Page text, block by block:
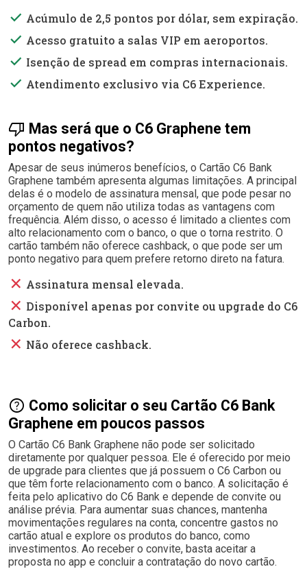
done Acúmulo de 2,5 pontos por dólar, sem expiração.
done Acesso gratuito a salas VIP em aeroportos.
done Isenção de spread em compras internacionais.
done Atendimento exclusivo via C6 Experience.
thumb_down Mas será que o C6 Graphene tem
pontos negativos?
Apesar de seus inúmeros benefícios, o Cartão C6 Bank
Graphene também apresenta algumas limitações. A principal
delas é o modelo de assinatura mensal, que pode pesar no
orçamento de quem não utiliza todas as vantagens com
frequência. Além disso, o acesso é limitado a clientes com
alto relacionamento com o banco, o que o torna restrito. O
cartão também não oferece cashback, o que pode ser um
ponto negativo para quem prefere retorno direto na fatura.
close Assinatura mensal elevada.
close Disponível apenas por convite ou upgrade do C6
Carbon.
close Não oferece cashback.
help Como solicitar o seu Cartão C6 Bank
Graphene em poucos passos
O Cartão C6 Bank Graphene não pode ser solicitado
diretamente por qualquer pessoa. Ele é oferecido por meio
de upgrade para clientes que já possuem o C6 Carbon ou
que têm forte relacionamento com o banco. A solicitação é
feita pelo aplicativo do C6 Bank e depende de convite ou
análise prévia. Para aumentar suas chances, mantenha
movimentações regulares na conta, concentre gastos no
cartão atual e explore os produtos do banco, como
investimentos. Ao receber o convite, basta aceitar a
proposta no app e concluir a contratação do novo cartão.